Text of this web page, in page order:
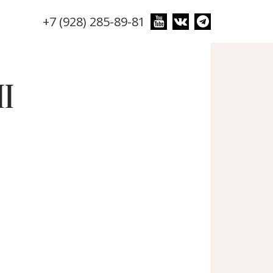
+7 (928) 285-89-81